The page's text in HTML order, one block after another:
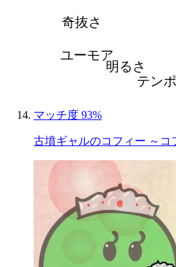
テン
明るさ
ユーモア
奇抜さ
マッチ度 93%
古墳ギャルのコフィー ～コ